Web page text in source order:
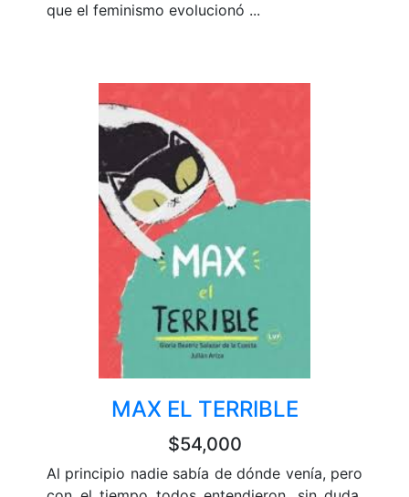
que el feminismo evolucionó ...
MAX EL TERRIBLE
$54,000
Al principio nadie sabía de dónde venía, pero